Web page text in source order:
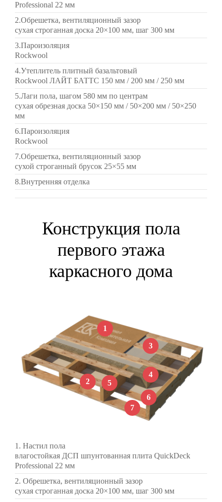
Professional 22 мм
2.Обрешетка, вентиляционный зазор
сухая строганная доска 20×100 мм, шаг 300 мм
3.Пароизоляция
Rockwool
4.Утеплитель плитный базальтовый
Rockwool ЛАЙТ БАТТС 150 мм / 200 мм / 250 мм
5.Лаги пола, шагом 580 мм по центрам
сухая обрезная доска 50×150 мм / 50×200 мм / 50×250
мм
6.Пароизоляция
Rockwool
7.Обрешетка, вентиляционный зазор
сухой строганный брусок 25×55 мм
8.Внутренняя отделка
Конструкция пола
первого этажа
каркасного дома
1
2
3
4
5
6
7
1. Настил пола
влагостойкая ДСП шпунтованная плита QuickDeck
Professional 22 мм
2. Обрешетка, вентиляционный зазор
сухая строганная доска 20×100 мм, шаг 300 мм